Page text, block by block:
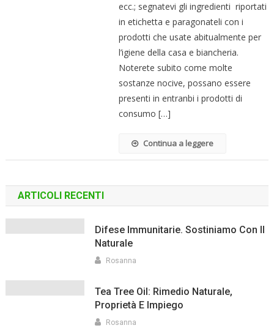
ecc.; segnatevi gli ingredienti riportati
in etichetta e paragonateli con i
prodotti che usate abitualmente per
l’igiene della casa e biancheria.
Noterete subito come molte
sostanze nocive, possano essere
presenti in entranbi i prodotti di
consumo […]
Continua a leggere
ARTICOLI RECENTI
Difese Immunitarie. Sostiniamo Con Il
Naturale
Rosanna
Tea Tree Oil: Rimedio Naturale,
Proprietà E Impiego
Rosanna